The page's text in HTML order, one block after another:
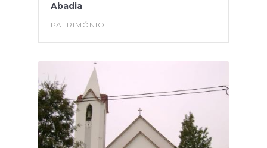
Abadia
PATRIMÓNIO